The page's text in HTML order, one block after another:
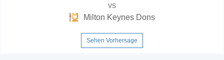
vs
Milton Keynes Dons
Sehen Vorhersage